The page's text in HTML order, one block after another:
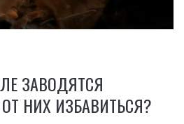
ЗАВОДЯТСЯ
НИХ ИЗБАВИТЬСЯ?